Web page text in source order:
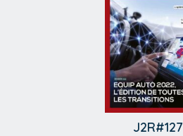
J2R#127